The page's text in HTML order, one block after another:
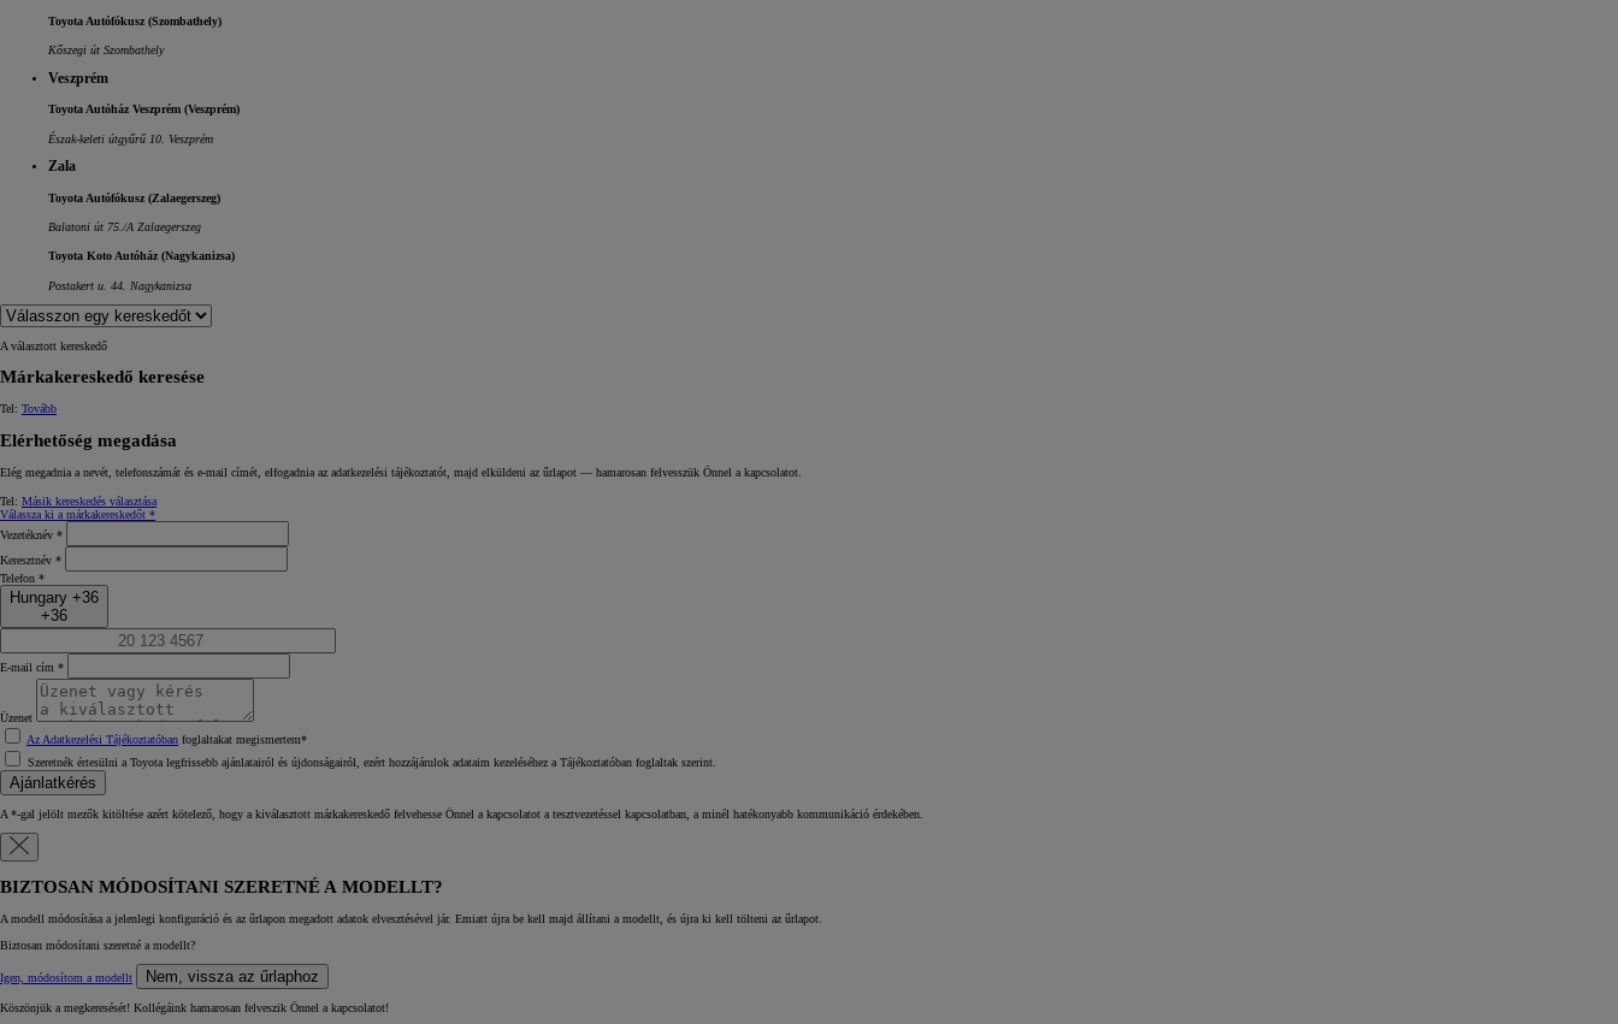
10 020 000 Ft- tól
Corolla Hatchback
HYBRID
Toyota Autófókusz (Szombathely)
Kőszegi út Szombathely
Veszprém
Toyota Autóház Veszprém (Veszprém)
Észak-keleti útgyűrű 10. Veszprém
Zala
Toyota Autófókusz (Zalaegerszeg)
Balatoni út 75./A Zalaegerszeg
Toyota Koto Autóház (Nagykanizsa)
Postakert u. 44. Nagykanizsa
A választott kereskedő
Márkakereskedő keresése
Tel: Tovább
Elérhetőség megadása
Elég megadnia a nevét, telefonszámát és e‑mail címét, elfogadnia az adatkezelési tájékoztatót, majd elküldeni az űrlapot — hamarosan felvesszük Önnel a kapcsolatot.
Tel: Másik kereskedés választása
Válassza ki a márkakereskedőt *
Vezetéknév *
Keresztnév *
Telefon *
Hungary +36
+36
E‑mail cím *
Üzenet
Az Adatkezelési Tájékoztatóban foglaltakat megismertem*
Szeretnék értesülni a Toyota legfrissebb ajánlatairól és újdonságairól, ezért hozzájárulok adataim kezeléséhez a Tájékoztatóban foglaltak szerint.
Ajánlatkérés
A *‑gal jelölt mezők kitöltése azért kötelező, hogy a kiválasztott márkakereskedő felvehesse Önnel a kapcsolatot a tesztvezetéssel kapcsolatban, a minél hatékonyabb kommunikáció érdekében.
BIZTOSAN MÓDOSÍTANI SZERETNÉ A MODELLT?
A modell módosítása a jelenlegi konfiguráció és az űrlapon megadott adatok elvesztésével jár. Emiatt újra be kell majd állítani a modellt, és újra ki kell tölteni az űrlapot.
Biztosan módosítani szeretné a modellt?
Igen, módosítom a modellt Nem, vissza az űrlaphoz
Köszönjük a megkeresését! Kollégáink hamarosan felveszik Önnel a kapcsolatot!